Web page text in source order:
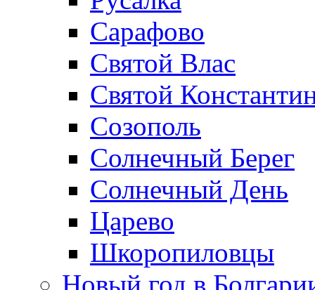
Сарафово
Святой Влас
Святой
Созополь
Солнечный Берег
Солнечный День
Царево
Шкоропиловцы